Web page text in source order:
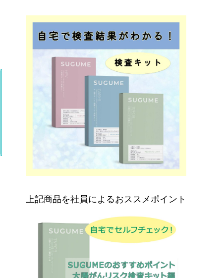
上記商品を社員によるおススメポイント